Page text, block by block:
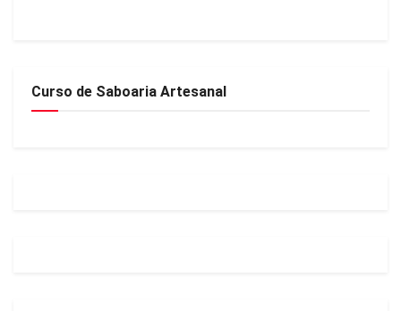
Curso de Saboaria Artesanal